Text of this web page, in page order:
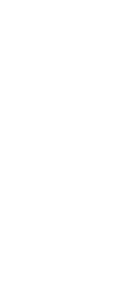
uhrazena klientem přímo